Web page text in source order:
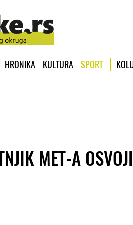
HRONIKA KULTURA SPORT
MET-A